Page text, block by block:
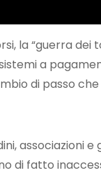
la “guerra dei
a
di passo
associazioni e
di fatto